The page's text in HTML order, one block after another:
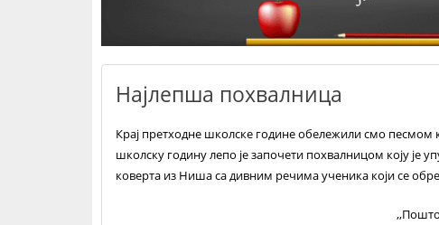
Најлепша похвалница
Крај претходне школске године обележили смо песмом
школску годину лепо је започети похвалницом коју је
коверта из Ниша са дивним речима ученика који се